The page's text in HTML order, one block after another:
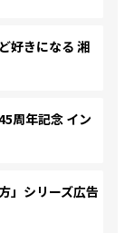
好きになる 湘
周年記念 イン
」シリーズ広告